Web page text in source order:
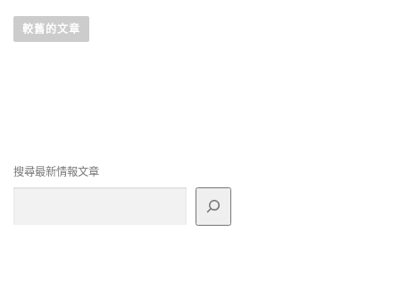
章
較舊的文章
搜尋最新情報文章